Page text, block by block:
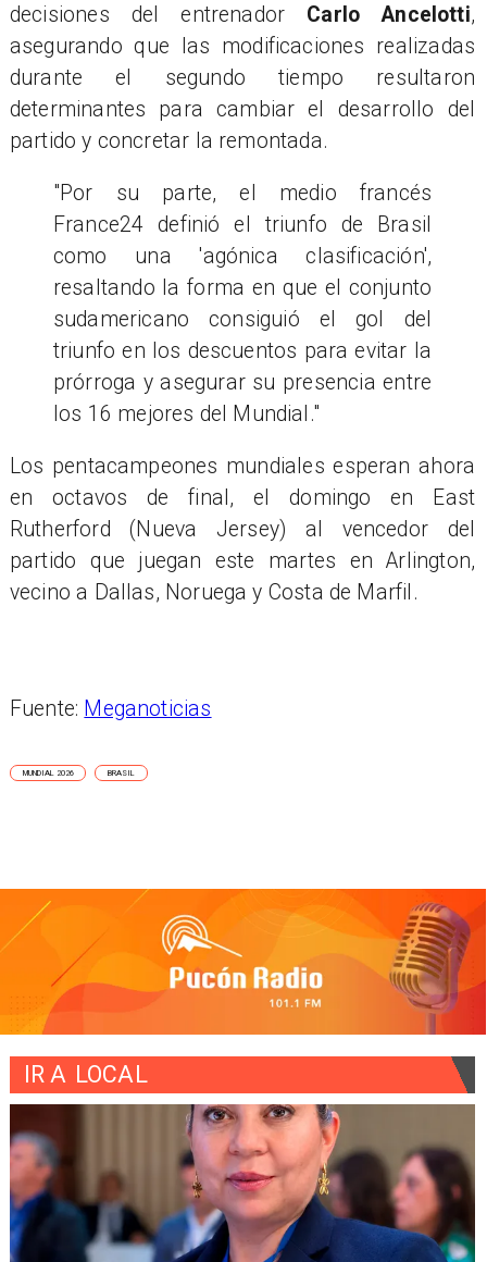
decisiones del entrenador Carlo Ancelotti,
asegurando que las modificaciones realizadas
durante el segundo tiempo resultaron
determinantes para cambiar el desarrollo del
partido y concretar la remontada.
"Por su parte, el medio francés
France24 definió el triunfo de Brasil
como una 'agónica clasificación',
resaltando la forma en que el conjunto
sudamericano consiguió el gol del
triunfo en los descuentos para evitar la
prórroga y asegurar su presencia entre
los 16 mejores del Mundial."
Los pentacampeones mundiales esperan ahora
en octavos de final, el domingo en East
Rutherford (Nueva Jersey) al vencedor del
partido que juegan este martes en Arlington,
vecino a Dallas, Noruega y Costa de Marfil.
Fuente: Meganoticias
MUNDIAL 2026 BRASIL
IR A LOCAL